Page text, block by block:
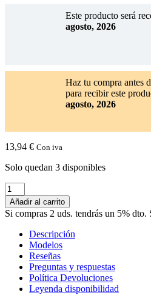
Este producto será
agosto, 2026
Haz tu compra antes
para recibir este
agosto, 2026
13,94 € Con iva
Solo quedan 3 disponibles
Tirador
Frigorifico
ZANUSSI
2251198079
cantidad
Añadir al carrito
Si compras 2 uds. tendrás un 5% dto.
Descripción
Modelos
Reseñas
Preguntas y respuestas
Política Devoluciones
Leyenda disponibilidad